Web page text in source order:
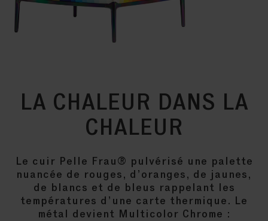
LA CHALEUR DANS LA
CHALEUR
Le cuir Pelle Frau® pulvérisé une palette
nuancée de rouges, d’oranges, de jaunes,
de blancs et de bleus rappelant les
températures d’une carte thermique. Le
métal devient Multicolor Chrome :